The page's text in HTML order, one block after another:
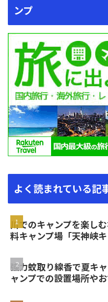
ンプ
よく読まれている記
川でのキャンプを楽し
料キャンプ場「天神峡
強力蚊取り線香で夏キ
ャンプでの設置場所や